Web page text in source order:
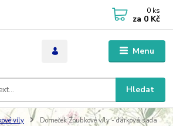
Menu
Hledat
0 ks
za 0 Kč
víly Domeček Zoubkové víly - dárková sada